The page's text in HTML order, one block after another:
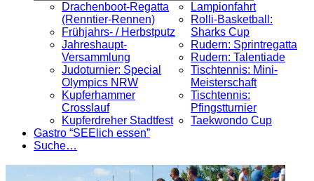
Drachenboot-Regatta
(Renntier-Rennen)
Frühjahrs- / Herbstputz
Jahreshaupt-
Versammlung
Judoturnier: Special
Olympics NRW
Kupferhammer
Crosslauf
Kupferdreher Stadtfest
Lampionfahrt
Rolli-Basketball:
Sharks Cup
Rudern: Sprintregatta
Rudern: Talentiade
Tischtennis: Mini-
Meisterschaft
Tischtennis:
Pfingstturnier
Taekwondo Cup
Gastro “SEElich essen”
Suche…